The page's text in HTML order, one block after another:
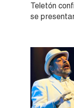
Teletón
se